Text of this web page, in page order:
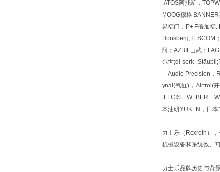
,ATOS阿托斯，
MOOG穆格
易福门，P+ F倍加福,
Honsberg,TESCOM
阿；AZBIL山武；
尔世;di-soric
，Audio Precision
ynai(气缸)， Airtrol(
ELCIS WEBER
本油研YUKEN，日本
力士乐（Rexroth）
机械设备和系统效、
力士乐品牌历史与背